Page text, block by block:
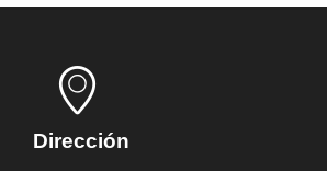
Dirección